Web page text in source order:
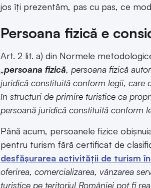
jos îți prezentăm, pas cu pas, ce
Persoana fizică e
Art. 2 lit. a) din Normele
„persoana fizică, persoana fizică
juridică constituită conform legii, care
în structuri de primire turistice ca
persoană juridică constituită conform
Până acum, persoanele fizice
pentru turism fără certificat de
desfășurarea activității de turism în
oferirea, comercializarea, vânzarea
turistice pe teritoriul României pot fi